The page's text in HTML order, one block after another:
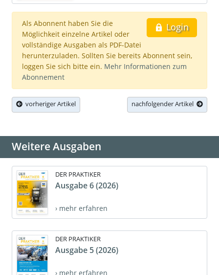
Login
Als Abonnent haben Sie die
Möglichkeit einzelne Artikel oder
vollständige Ausgaben als PDF-Datei
herunterzuladen. Sollten Sie bereits Abonnent sein,
loggen Sie sich bitte ein. Mehr Informationen zum
Abonnement
vorheriger Artikel nachfolgender Artikel
Weitere Ausgaben
DER PRAKTIKER
Ausgabe 6 (2026)
› mehr erfahren
DER PRAKTIKER
Ausgabe 5 (2026)
› mehr erfahren